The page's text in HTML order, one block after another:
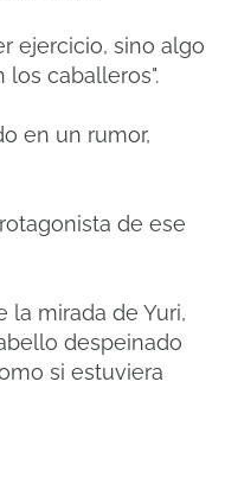
ejercicio, sino algo
los caballeros".
en un rumor,
de ese
la mirada de Yuri,
despeinado
si estuviera